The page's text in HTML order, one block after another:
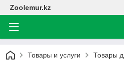
Zoolemur.kz
Товары и услуги Товары